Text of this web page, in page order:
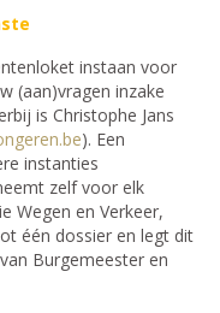
instaan voor
(aan)vragen inzake
is Christophe Jans
). Een
instanties
zelf voor elk
Wegen en Verkeer,
één dossier en legt dit
Burgemeester en